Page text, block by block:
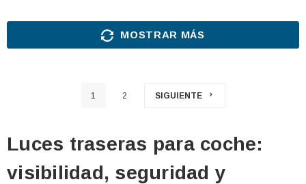
MOSTRAR MÁS
1 2 SIGUIENTE
Luces traseras para coche:
visibilidad, seguridad y